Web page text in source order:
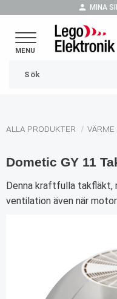
person MINA
ALLA PRODUKTER VÄRME
Dometic GY 11
Denna kraftfulla takfläkt,
ventilation även när